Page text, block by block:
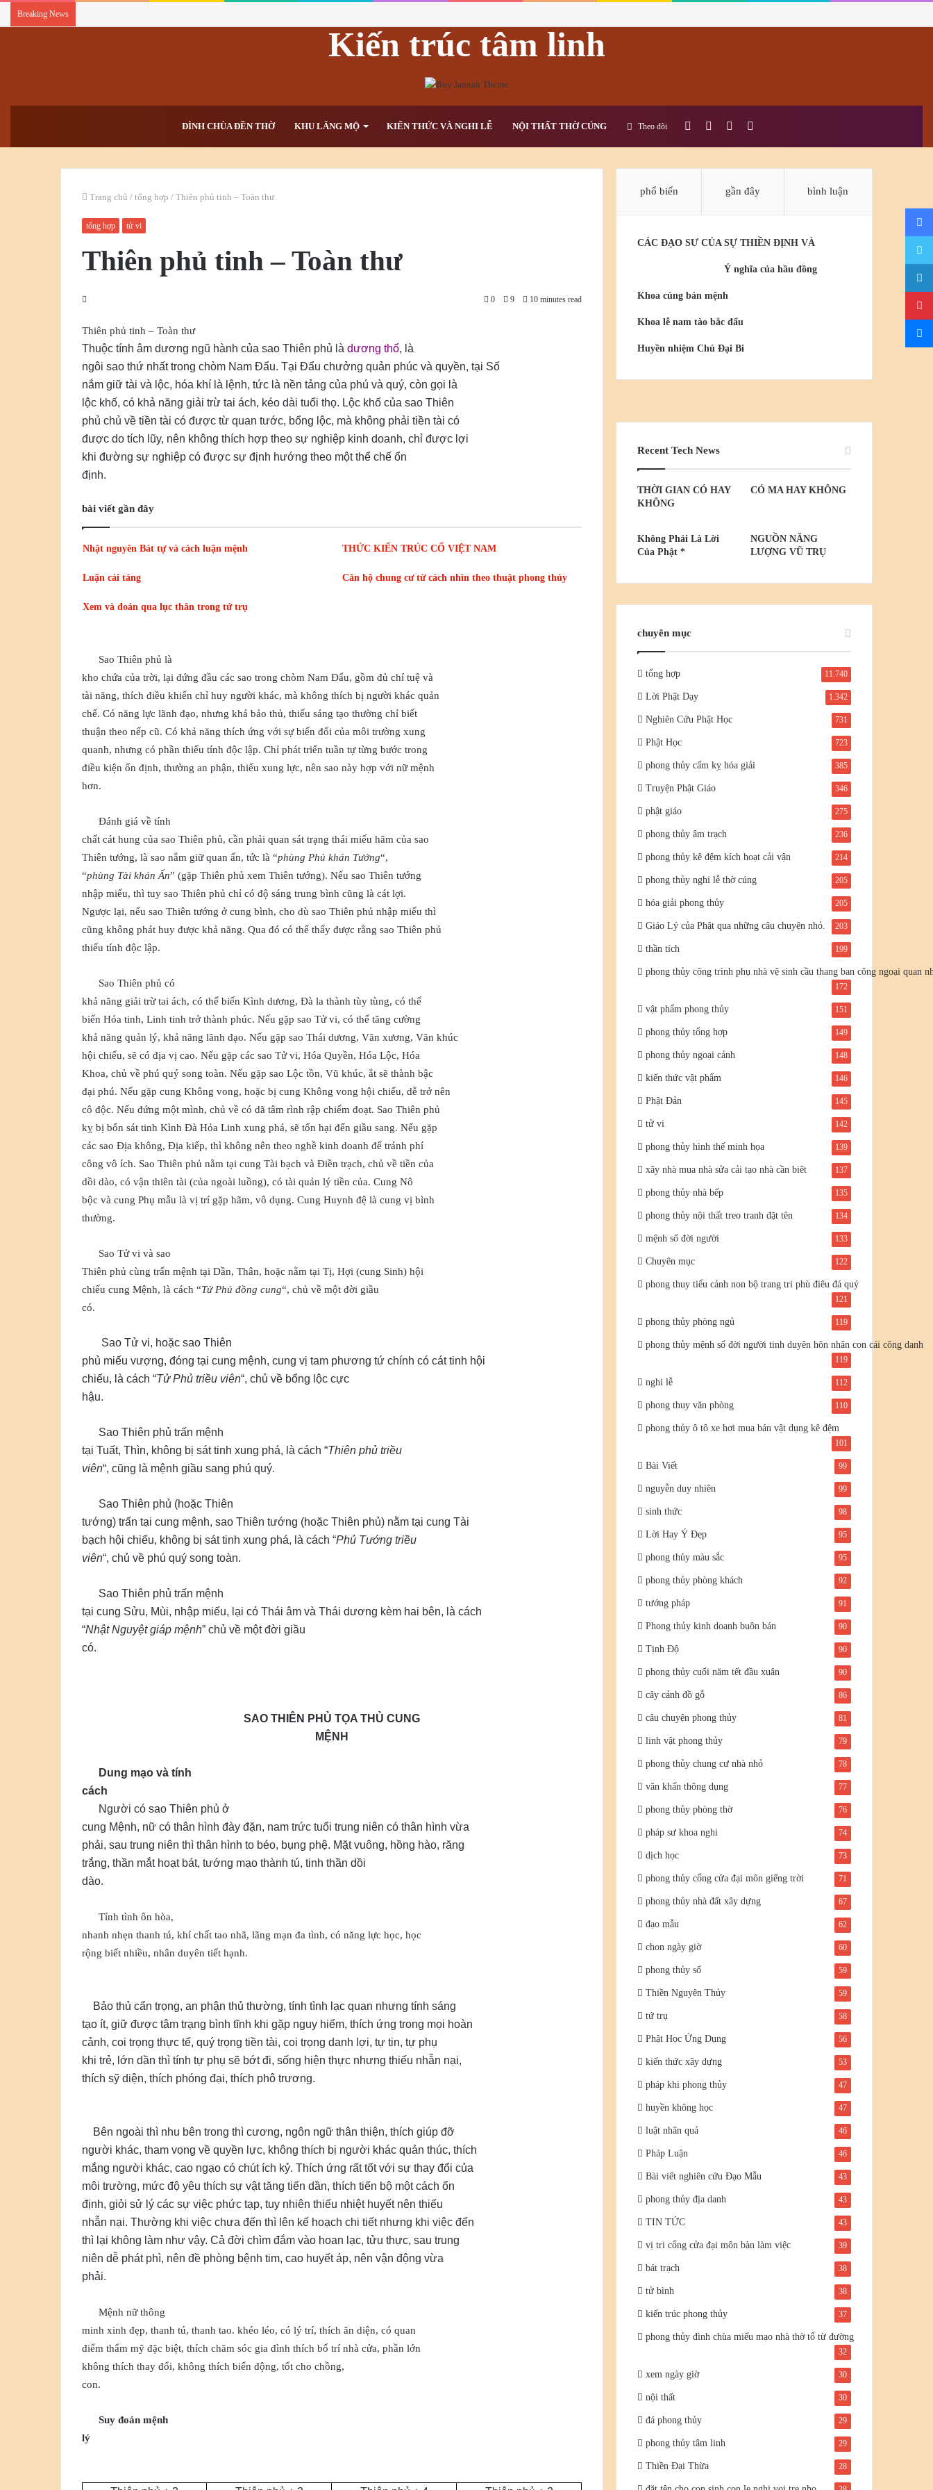
Breaking News
Kiến trúc tâm linh
ĐÌNH CHÙA ĐỀN THỜ KHU LĂNG MỘ KIẾN THỨC VÀ NGHI LỄ NỘI THẤT THỜ CÚNG
kiếm
Switch
skin
Sidebar
viết
Theo dõi
Trang chủ / tổng hợp / Thiên phủ tinh – Toàn thư
tổng hợp tử vi
Thiên phủ tinh – Toàn thư
0 9 10 minutes read
Thiên phủ tinh – Toàn thư
Thuộc tính âm dương ngũ hành của sao Thiên phủ là dương thổ, là
ngôi sao thứ nhất trong chòm Nam Đẩu. Tại Đẩu chưởng quản phúc và quyền, tại Số
nắm giữ tài và lộc, hóa khí là lệnh, tức là nền tảng của phú và quý, còn gọi là
lộc khố, có khả năng giải trừ tai ách, kéo dài tuổi thọ. Lộc khố của sao Thiên
phủ chủ về tiền tài có được từ quan tước, bổng lộc, mà không phải tiền tài có
được do tích lũy, nên không thích hợp theo sự nghiệp kinh doanh, chỉ được lợi
khi đường sự nghiệp có được sự định hướng theo một thể chế ổn
định.
bài viết gần đây
Nhật nguyên Bát tự và cách luận mệnh THỨC KIẾN TRÚC CỔ VIỆT NAM
Luận cải táng Căn hộ chung cư từ cách nhìn theo thuật phong thủy
Xem và đoán qua lục thân trong tứ trụ
Sao Thiên phủ là
kho chứa của trời, lại đứng đầu các sao trong chòm Nam Đẩu, gồm đủ chí tuệ và
tài năng, thích điều khiển chỉ huy người khác, mà không thích bị người khác quản
chế. Có năng lực lãnh đạo, nhưng khá bảo thủ, thiếu sáng tạo thường chỉ biết
thuận theo nếp cũ. Có khả năng thích ứng với sự biến đổi của môi trường xung
quanh, nhưng có phần thiếu tính độc lập. Chỉ phát triển tuần tự từng bước trong
điều kiện ổn định, thường an phận, thiếu xung lực, nên sao này hợp với nữ mệnh
hơn.
Đánh giá về tính
chất cát hung của sao Thiên phủ, cần phải quan sát trạng thái miếu hãm của sao
Thiên tướng, là sao nắm giữ quan ấn, tức là “phùng Phủ khán Tướng“,
“phùng Tài khán Ấn” (gặp Thiên phủ xem Thiên tướng). Nếu sao Thiên tướng
nhập miếu, thì tuy sao Thiên phủ chỉ có độ sáng trung bình cũng là cát lợi.
Ngược lại, nếu sao Thiên tướng ở cung bình, cho dù sao Thiên phủ nhập miếu thì
cũng không phát huy được khả năng. Qua đó có thể thấy được rằng sao Thiên phủ
thiếu tính độc lập.
Sao Thiên phủ có
khả năng giải trừ tai ách, có thể biến Kình dương, Đà la thành tùy tùng, có thể
biến Hỏa tinh, Linh tinh trở thành phúc. Nếu gặp sao Tử vi, có thể tăng cường
khả năng quản lý, khả năng lãnh đạo. Nếu gặp sao Thái dương, Văn xương, Văn khúc
hội chiếu, sẽ có địa vị cao. Nếu gặp các sao Tử vi, Hóa Quyền, Hóa Lộc, Hóa
Khoa, chủ về phú quý song toàn. Nếu gặp sao Lộc tồn, Vũ khúc, ắt sẽ thành bậc
đại phú. Nếu gặp cung Không vong, hoặc bị cung Không vong hội chiếu, dễ trở nên
cô độc. Nếu đứng một mình, chủ về có dã tâm rình rập chiếm đoạt. Sao Thiên phủ
kỵ bị bốn sát tinh Kình Đà Hỏa Linh xung phá, sẽ tổn hại đến giầu sang. Nếu gặp
các sao Địa không, Địa kiếp, thì không nên theo nghề kinh doanh để tránh phí
công vô ích. Sao Thiên phủ nằm tại cung Tài bạch và Điền trạch, chủ về tiền của
dồi dào, có vận thiên tài (của ngoài luồng), có tài quản lý tiền của. Cung Nô
bộc và cung Phụ mẫu là vị trí gặp hãm, vô dụng. Cung Huynh đệ là cung vị bình
thường.
Sao Tử vi và sao
Thiên phủ cùng trấn mệnh tại Dần, Thân, hoặc nằm tại Tị, Hợi (cung Sinh) hội
chiếu cung Mệnh, là cách “Tử Phủ đồng cung“, chủ về một đời giầu
có.
Sao Tử vi, hoặc sao Thiên
phủ miếu vượng, đóng tại cung mệnh, cung vị tam phương tứ chính có cát tinh hội
chiếu, là cách “Tử Phủ triều viên“, chủ về bổng lộc cực
hậu.
Sao Thiên phủ trấn mệnh
tại Tuất, Thìn, không bị sát tinh xung phá, là cách “Thiên phủ triều
viên“, cũng là mệnh giầu sang phú quý.
Sao Thiên phủ (hoặc Thiên
tướng) trấn tại cung mệnh, sao Thiên tướng (hoặc Thiên phủ) nằm tại cung Tài
bạch hội chiếu, không bị sát tinh xung phá, là cách “Phủ Tướng triều
viên“, chủ về phú quý song toàn.
Sao Thiên phủ trấn mệnh
tại cung Sửu, Mùi, nhập miếu, lại có Thái âm và Thái dương kèm hai bên, là cách
“Nhật Nguyệt giáp mệnh” chủ về một đời giầu
có.
SAO THIÊN PHỦ TỌA THỦ CUNG
MỆNH
Dung mạo và tính
cách
Người có sao Thiên phủ ở
cung Mệnh, nữ có thân hình đày đặn, nam trức tuổi trung niên có thân hình vừa
phải, sau trung niên thì thân hình to béo, bụng phệ. Mặt vuông, hồng hào, răng
trắng, thần mắt hoạt bát, tướng mạo thành tú, tinh thần dồi
dào.
Tính tình ôn hòa,
nhanh nhẹn thanh tú, khí chất tao nhã, lãng mạn đa tình, có năng lực học, học
rộng biết nhiều, nhân duyên tiết hạnh.
Bảo thủ cẩn trọng, an phận thủ thường, tính tình lạc quan nhưng tính sáng
tạo ít, giữ được tâm trạng bình tĩnh khi gặp nguy hiểm, thích ứng trong mọi hoàn
cảnh, coi trọng thực tế, quý trọng tiền tài, coi trọng danh lợi, tự tin, tự phụ
khi trẻ, lớn dần thì tính tự phụ sẽ bớt đi, sống hiện thực nhưng thiếu nhẫn nại,
thích sỹ diện, thích phóng đại, thích phô trương.
Bên ngoài thì nhu bên trong thì cương, ngôn ngữ thân thiện, thích giúp đỡ
người khác, tham vọng về quyền lực, không thích bị người khác quản thúc, thích
mắng người khác, cao ngạo có chút ích kỷ. Thích ứng rất tốt với sự thay đổi của
môi trường, mức độ yêu thích sự vật tăng tiến dần, thích tiến bộ một cách ổn
định, giỏi sử lý các sự việc phức tạp, tuy nhiên thiếu nhiệt huyết nên thiếu
nhẫn nại. Thường khi việc chưa đến thì lên kế hoạch chi tiết nhưng khi việc đến
thì lại không làm như vậy. Cả đời chìm đắm vào hoan lạc, tửu thực, sau trung
niên dễ phát phì, nên đề phòng bệnh tim, cao huyết áp, nên vận động vừa
phải.
Mệnh nữ thông
minh xinh đẹp, thanh tú, thanh tao. khéo léo, có lý trí, thích ăn diện, có quan
điểm thẩm mỹ đặc biệt, thích chăm sóc gia đình thích bố trí nhà cửa, phần lớn
không thích thay đổi, không thích biến động, tốt cho chồng,
con.
Suy đoán mệnh
lý
phổ biến gần đây bình luận
CÁC ĐẠO SƯ CỦA SỰ THIỀN ĐỊNH VÀ
Ý nghĩa của hầu đồng
Khoa cúng bản mệnh
Khoa lễ nam tào bắc đẩu
Huyền nhiệm Chú Đại Bi
Recent Tech News
THỜI GIAN CÓ HAY
KHÔNG
CÓ MA HAY KHÔNG
Không Phải Là Lời
Của Phật *
NGUỒN NĂNG
LƯỢNG VŨ TRỤ
chuyên mục
tổng hợp 11.740
Lời Phật Dạy 1.342
Nghiên Cứu Phật Học 731
Phật Học 723
phong thủy cấm kỵ hóa giải 385
Truyện Phật Giáo 346
phật giáo 275
phong thủy âm trạch 236
phong thủy kê đệm kích hoạt cải vận 214
phong thủy nghi lễ thờ cúng 205
hóa giải phong thủy 205
Giáo Lý của Phật qua những câu chuyện nhỏ. 203
thần tích 199
phong thủy công trình phụ nhà vệ sinh cầu thang ban công ngoại quan
172
vật phẩm phong thủy 151
phong thủy tổng hợp 149
phong thủy ngoại cảnh 148
kiến thức vật phẩm 146
Phật Đản 145
tử vi 142
phong thủy hình thế minh họa 139
xây nhà mua nhà sửa cải tạo nhà cần biêt 137
phong thủy nhà bếp 135
phong thủy nội thất treo tranh đặt tên 134
mệnh số đời người 133
Chuyên mục 122
phong thuy tiểu cảnh non bộ trang tri phù điêu đá quý
121
phong thủy phòng ngủ 119
phong thủy mệnh số đời người tinh duyên hôn nhân con cái công danh
119
nghi lễ 112
phong thuy văn phòng 110
phong thủy ô tô xe hơi mua bán vật dụng kê đệm
101
Bài Viết 99
nguyễn duy nhiên 99
sinh thức 98
Lời Hay Ý Đẹp 95
phong thủy màu sắc 95
phong thủy phòng khách 92
tướng pháp 91
Phong thủy kinh doanh buôn bán 90
Tịnh Độ 90
phong thủy cuối năm tết đầu xuân 90
cây cảnh đồ gỗ 86
câu chuyện phong thủy 81
linh vật phong thủy 79
phong thủy chung cư nhà nhỏ 78
văn khấn thông dụng 77
phong thủy phòng thờ 76
pháp sư khoa nghi 74
dịch học 73
phong thủy cổng cửa đại môn giếng trời 71
phong thủy nhà đất xây dựng 67
đạo mẫu 62
chon ngày giờ 60
phong thủy số 59
Thiền Nguyên Thủy 59
tứ trụ 58
Phật Học Ứng Dụng 56
kiến thức xây dựng 53
pháp khi phong thủy 47
huyền không học 47
luật nhân quả 46
Pháp Luận 46
Bài viết nghiên cứu Đạo Mẫu 43
phong thủy địa danh 43
TIN TỨC 43
vị tri cổng cửa đại môn bàn làm việc 39
bát trạch 38
tử bình 38
kiến trúc phong thủy 37
phong thủy đình chùa miếu mạo nhà thờ tổ từ đường
32
xem ngày giờ 30
nội thất 30
đá phong thủy 29
phong thủy tâm linh 29
Thiền Đại Thừa 28